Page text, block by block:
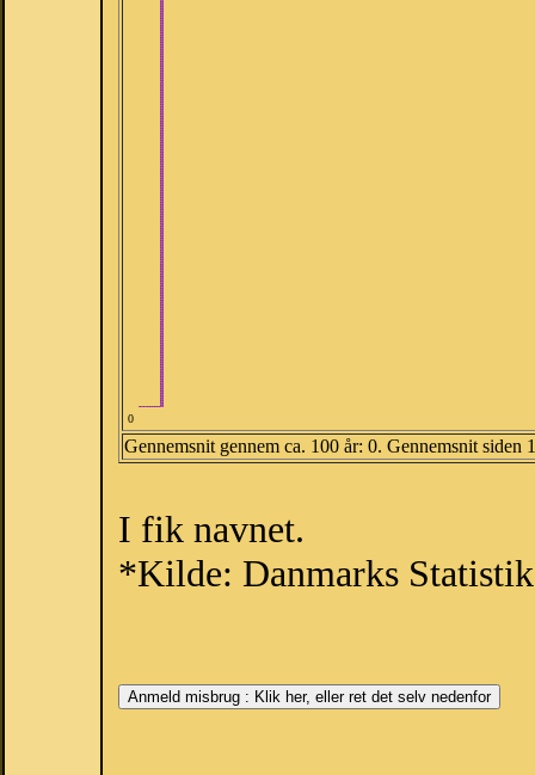
0
Gennemsnit gennem ca. 100 år: 0. Gennemsnit siden
I fik navnet.
*Kilde: Danmarks Statistik